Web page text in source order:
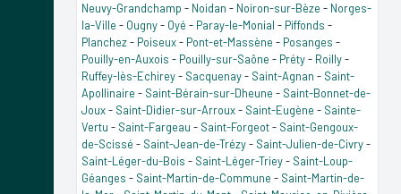
Neuvy-Grandchamp - Noidan - Noiron-sur-Bèze - Norges-
la-Ville - Ougny- Oyé - Paray-le-Monial - Piffonds -
Planchez- Poiseux- Pont-et-Massène - Posanges -
Pouilly-en-Auxois - Pouilly-sur-Saône - Préty- Roilly-
Ruffey-lès-Echirey- Sacquenay- Saint-Agnan - Saint-
Apollinaire - Saint-Bérain-sur-Dheune - Saint-Bonnet-de-
Joux- Saint-Didier-sur-Arroux- Saint-Eugène - Sainte-
Vertu - Saint-Fargeau - Saint-Forgeot- Saint-Gengoux-
de-Scissé - Saint-Jean-de-Trézy- Saint-Julien-de-Civry-
Saint-Léger-du-Bois - Saint-Léger-Triey- Saint-Loup-
Géanges - Saint-Martin-de-Commune - Saint-Martin-de-